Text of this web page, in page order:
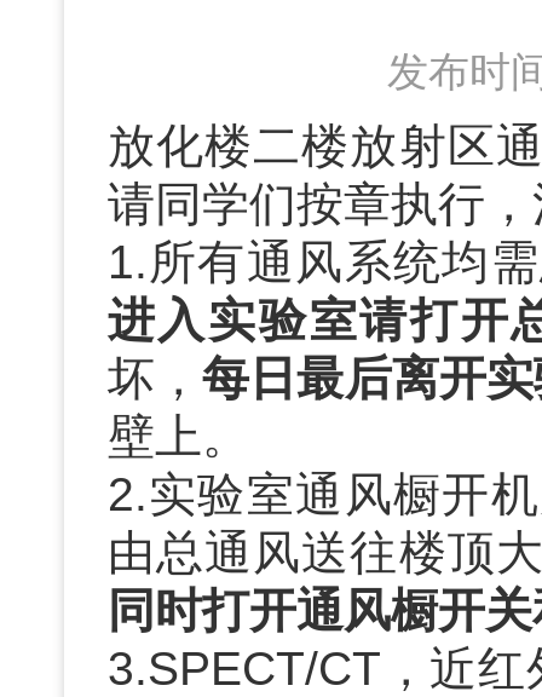
发布时
放化楼二楼放射区
请同学们按章执行
1.所有通风系统均
进入实验室请打开
坏，每日最后离开
壁上。
2.实验室通风橱开
由总通风送往楼顶
同时打开通风橱开
3.SPECT/CT ，近